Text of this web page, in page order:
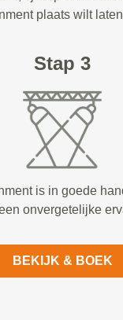
plaats wilt
Stap 3
is in goede
onvergetelijke
BEKIJK & BOEK